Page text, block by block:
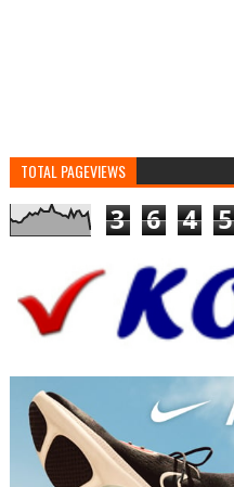
TOTAL PAGEVIEWS
3 6 4 5